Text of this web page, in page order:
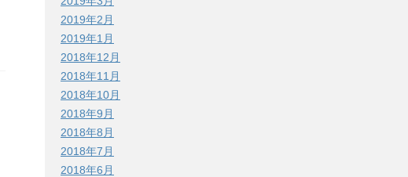
2019年2月
2019年1月
2018年12月
2018年11月
2018年10月
2018年9月
2018年8月
2018年7月
2018年6月